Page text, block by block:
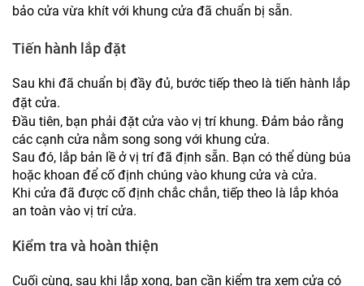
bảo cửa vừa khít với khung cửa đã chuẩn bị sẵn.
Tiến hành lắp đặt
Sau khi đã chuẩn bị đầy đủ, bước tiếp theo là tiến hành lắp
đặt cửa.
Đầu tiên, bạn phải đặt cửa vào vị trí khung. Đảm bảo rằng
các cạnh cửa nằm song song với khung cửa.
Sau đó, lắp bản lề ở vị trí đã định sẵn. Bạn có thể dùng búa
hoặc khoan để cố định chúng vào khung cửa và cửa.
Khi cửa đã được cố định chắc chắn, tiếp theo là lắp khóa
an toàn vào vị trí cửa.
Kiểm tra và hoàn thiện
Cuối cùng, sau khi lắp xong, bạn cần kiểm tra xem cửa có